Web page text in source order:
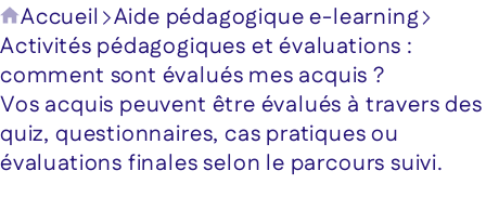
Accueil Aide pédagogique e-learning
Activités pédagogiques et évaluations :
comment sont évalués mes acquis ?
Vos acquis peuvent être évalués à travers des
quiz, questionnaires, cas pratiques ou
évaluations finales selon le parcours suivi.